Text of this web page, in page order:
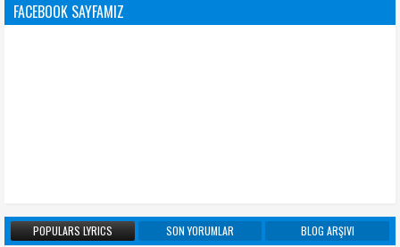
FACEBOOK SAYFAMIZ
POPULARS LYRICS SON YORUMLAR BLOG ARŞIVI